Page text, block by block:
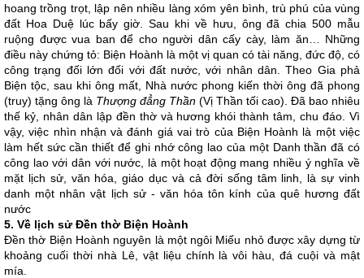
hoang trồng trọt, lập nên nhiều làng xóm yên bình, trù phú của vùng
đất Hoa Duệ lúc bấy giờ. Sau khi về hưu, ông đã chia 500 mẫu
ruộng được vua ban để cho người dân cấy cày, làm ăn… Những
điều này chứng tỏ: Biện Hoành là một vị quan có tài năng, đức độ, có
công trạng đối lớn đối với đất nước, với nhân dân. Theo Gia phả
Biện tộc, sau khi ông mất, Nhà nước phong kiến thời ông đã phong
(truy) tặng ông là Thượng đẳng Thần (Vị Thần tối cao). Đã bao nhiêu
thế kỷ, nhân dân lập đền thờ và hương khói thành tâm, chu đáo. Vì
vậy, việc nhìn nhận và đánh giá vai trò của Biện Hoành là một việc
làm hết sức cần thiết để ghi nhớ công lao của một Danh thần đã có
công lao với dân với nước, là một hoạt động mang nhiều ý nghĩa về
mặt lịch sử, văn hóa, giáo dục và cả đời sống tâm linh, là sự vinh
danh một nhân vật lịch sử - văn hóa tôn kính của quê hương đất
nước
5. Về lịch sử Đền thờ Biện Hoành
Đền thờ Biện Hoành nguyên là một ngôi Miếu nhỏ được xây dựng từ
khoảng cuối thời nhà Lê, vật liệu chính là vôi hàu, đá cuội và mật
mía.